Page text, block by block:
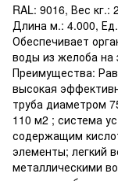
RAL: 9016, Вес кг.:
Длина м.: 4.000,
Обеспечивает
воды из желоба
Преимущества:
высокая
труба диаметром
110 м2 ; система
содержащим
элементы; легкий
металлическими